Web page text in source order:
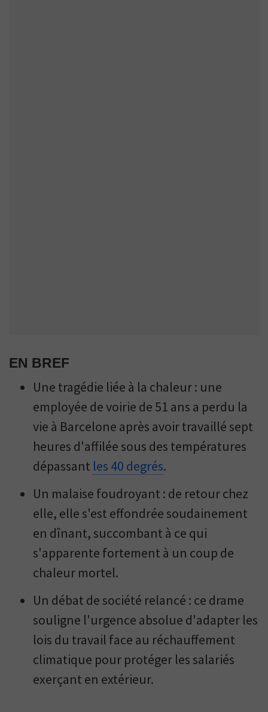
EN BREF
Une tragédie liée à la chaleur : une
employée de voirie de 51 ans a perdu la
vie à Barcelone après avoir travaillé sept
heures d'affilée sous des températures
dépassant les 40 degrés.
Un malaise foudroyant : de retour chez
elle, elle s'est effondrée soudainement
en dînant, succombant à ce qui
s'apparente fortement à un coup de
chaleur mortel.
Un débat de société relancé : ce drame
souligne l'urgence absolue d'adapter les
lois du travail face au réchauffement
climatique pour protéger les salariés
exerçant en extérieur.